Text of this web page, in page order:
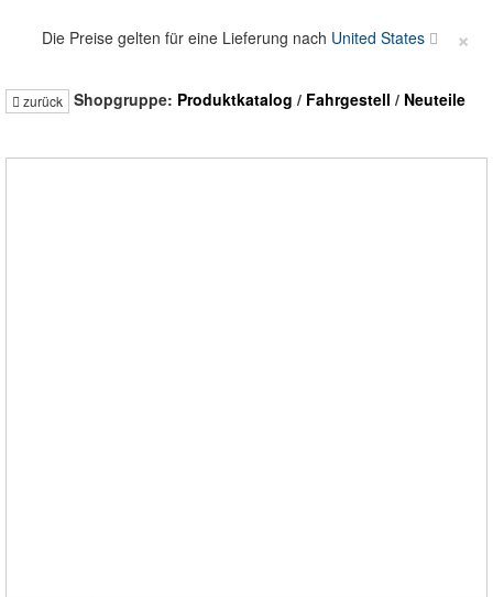
Die Preise gelten für eine Lieferung nach United States ×
zurück Shopgruppe: Produktkatalog / Fahrgestell / Neuteile